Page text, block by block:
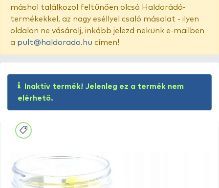
máshol találkozol feltűnően olcsó Haldorádó-
termékekkel, az nagy eséllyel csaló másolat - ilyen
oldalon ne vásárolj, inkább jelezd nekünk e-mailben
a pult@haldorado.hu címen!
Inaktív termék! Jelenleg ez a termék nem
elérhető.